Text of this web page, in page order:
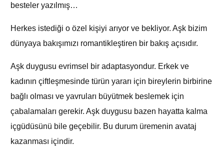
besteler yazılmış…
Herkes istediği o özel kişiyi arıyor ve bekliyor. Aşk bizim
dünyaya bakışımızı romantikleştiren bir bakış açısıdır.
Aşk duygusu evrimsel bir adaptasyondur. Erkek ve
kadının çiftleşmesinde türün yararı için bireylerin birbirine
bağlı olması ve yavruları büyütmek beslemek için
çabalamaları gerekir. Aşk duygusu bazen hayatta kalma
içgüdüsünü bile geçebilir. Bu durum üremenin avataj
kazanması içindir.